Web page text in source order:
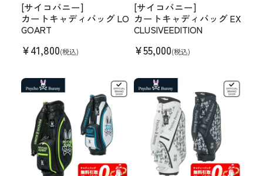
[サイコバニー]
カートキャディバッグ LO
GOART
¥41,800(税込)
[サイコバニー]
カートキャディバッグ EX
CLUSIVEEDITION
¥55,000(税込)